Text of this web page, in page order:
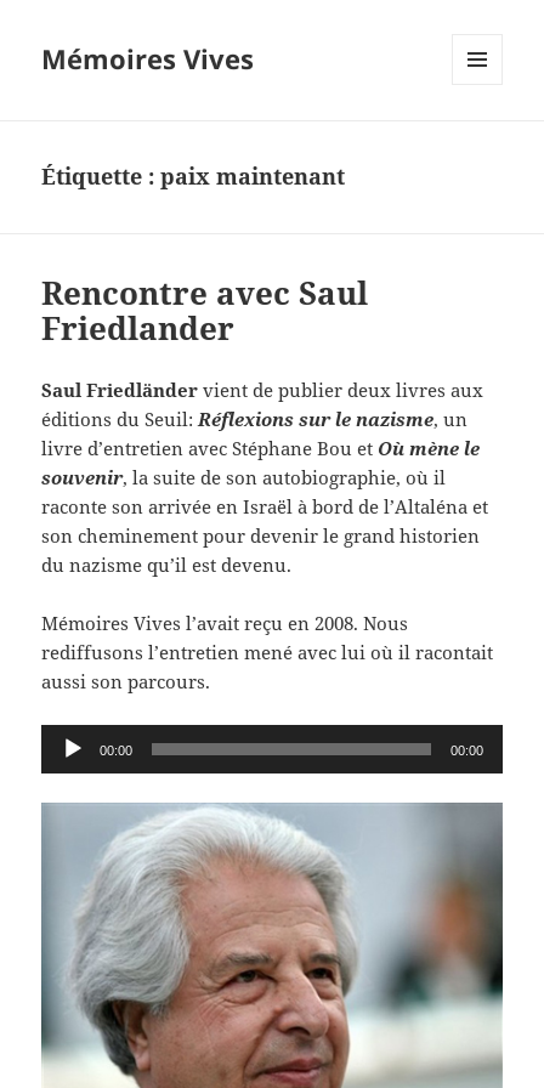
Mémoires Vives
Étiquette :paix maintenant
Rencontre avec Saul
Friedlander
Saul Friedländer vient de publier deux livres aux
éditions du Seuil:Réflexions sur le nazisme, un
livre d’entretien avec Stéphane Bou et Où mène le
souvenir, la suite de son autobiographie, où il
raconte son arrivée en Israël à bord de l’Altaléna et
son cheminement pour devenir le grand historien
du nazisme qu’il est devenu.
Mémoires Vives l’avait reçu en 2008. Nous
rediffusons l’entretien mené avec lui où il racontait
aussi son parcours.
Lecteur
audio
00:00 00:00